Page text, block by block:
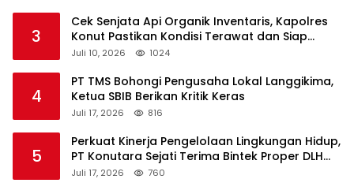
3
Cek Senjata Api Organik Inventaris, Kapolres
Konut Pastikan Kondisi Terawat dan Siap
Digunakan
Juli 10, 2026 1024
4
PT TMS Bohongi Pengusaha Lokal Langgikima,
Ketua SBIB Berikan Kritik Keras
Juli 17, 2026 816
5
Perkuat Kinerja Pengelolaan Lingkungan Hidup,
PT Konutara Sejati Terima Bintek Proper DLH
Sultra
Juli 17, 2026 760